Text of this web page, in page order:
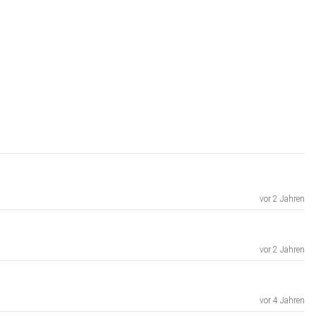
vor 2 Jahren
vor 2 Jahren
vor 4 Jahren